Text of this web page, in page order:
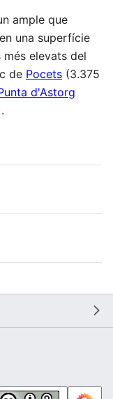
ample que
una superfície
més elevats del
de Pocets (3.375
d'Astorg